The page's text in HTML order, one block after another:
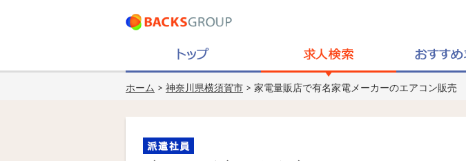
ホーム > 神奈川県横須賀市 > 家電量販店で有名家電メーカーのエアコン販売